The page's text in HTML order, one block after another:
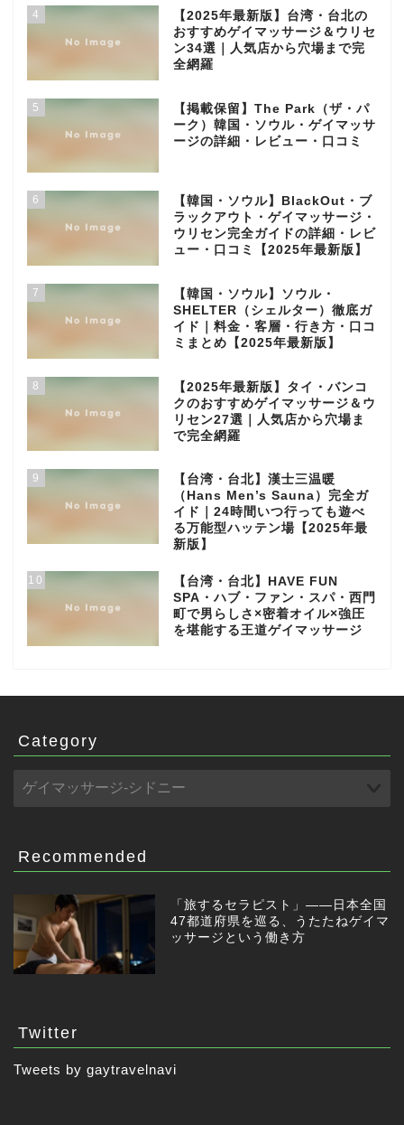
4
【2025年最新版】台湾・台北の
おすすめゲイマッサージ＆ウリセ
ン34選｜人気店から穴場まで完
全網羅
5
【掲載保留】The Park（ザ・パ
ーク）韓国・ソウル・ゲイマッサ
ージの詳細・レビュー・口コミ
6
【韓国・ソウル】BlackOut・ブ
ラックアウト・ゲイマッサージ・
ウリセン完全ガイドの詳細・レビ
ュー・口コミ【2025年最新版】
7
【韓国・ソウル】ソウル・
SHELTER（シェルター）徹底ガ
イド｜料金・客層・行き方・口コ
ミまとめ【2025年最新版】
8
【2025年最新版】タイ・バンコ
クのおすすめゲイマッサージ＆ウ
リセン27選｜人気店から穴場ま
で完全網羅
9
【台湾・台北】漢士三温暖
（Hans Men’s Sauna）完全ガ
イド｜24時間いつ行っても遊べ
る万能型ハッテン場【2025年最
新版】
10
【台湾・台北】HAVE FUN
SPA・ハブ・ファン・スパ・西門
町で男らしさ×密着オイル×強圧
を堪能する王道ゲイマッサージ
Category
Recommended
「旅するセラピスト」——日本全国
47都道府県を巡る、うたたねゲイマ
ッサージという働き方
Twitter
Tweets by gaytravelnavi